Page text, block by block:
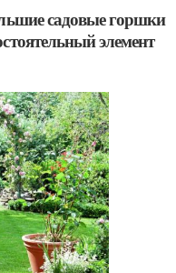
садовые горшки
элемент